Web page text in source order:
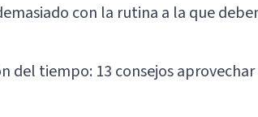
con la rutina a la que
del tiempo: 13 consejos